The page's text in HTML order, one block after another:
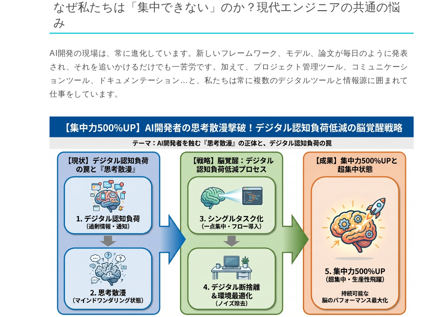
なぜ私たちは「集中できない」のか？現代エンジニアの共通の悩
み
AI開発の現場は、常に進化しています。新しいフレームワーク、モデル、論文が毎日のように発表
され、それを追いかけるだけでも一苦労です。加えて、プロジェクト管理ツール、コミュニケーシ
ョンツール、ドキュメンテーション…と、私たちは常に複数のデジタルツールと情報源に囲まれて
仕事をしています。